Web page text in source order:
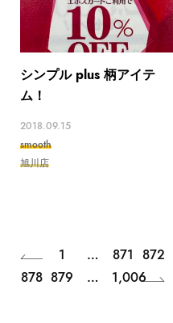
シンプル plus 柄アイテ
ム！
2018.09.15
smooth
旭川店
1 … 871 872
878 879 … 1,006